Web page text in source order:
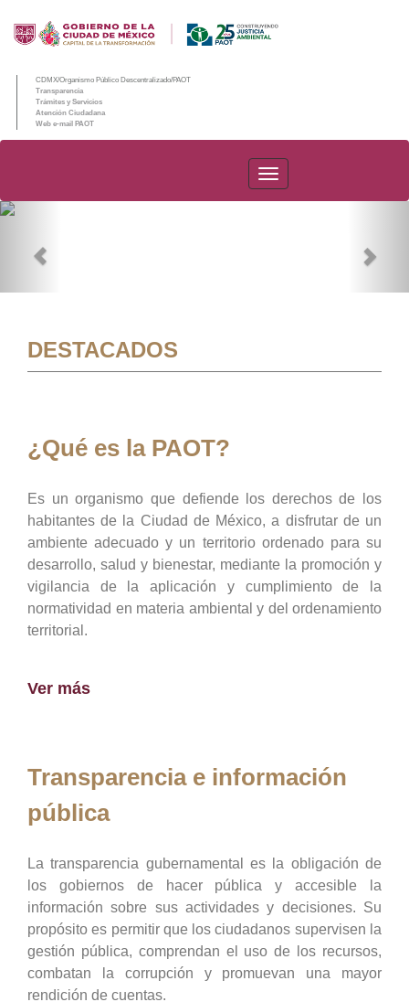
CDMX/Organismo Público Descentralizado/PAOT
Transparencia
Trámites y Servicios
Atención Ciudadana
Web e-mail PAOT
PAOT
DESTACADOS
¿Qué es la PAOT?
Es un organismo que defiende los derechos de los
habitantes de la Ciudad de México, a disfrutar de un
ambiente adecuado y un territorio ordenado para su
desarrollo, salud y bienestar, mediante la promoción y
vigilancia de la aplicación y cumplimiento de la
normatividad en materia ambiental y del ordenamiento
territorial.
Ver más
Transparencia e información
pública
La transparencia gubernamental es la obligación de
los gobiernos de hacer pública y accesible la
información sobre sus actividades y decisiones. Su
propósito es permitir que los ciudadanos supervisen la
gestión pública, comprendan el uso de los recursos,
combatan la corrupción y promuevan una mayor
rendición de cuentas.